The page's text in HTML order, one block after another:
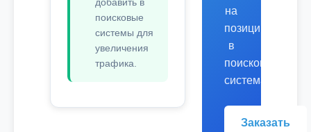
поисковые
системы для
увеличения
трафика.
на
позиции
в
поисковых
системах.
Заказать